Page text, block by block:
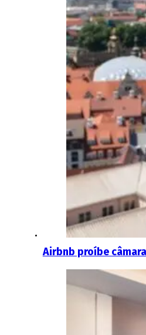
Airbnb proíbe